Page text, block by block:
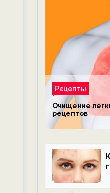
Рецепты
Очищение
рецептов